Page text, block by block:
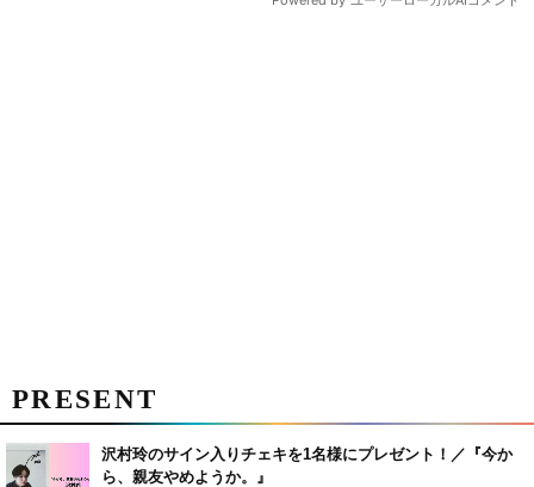
PRESENT
沢村玲のサイン入りチェキを1名様にプレゼント！／『今か
ら、親友やめようか。』